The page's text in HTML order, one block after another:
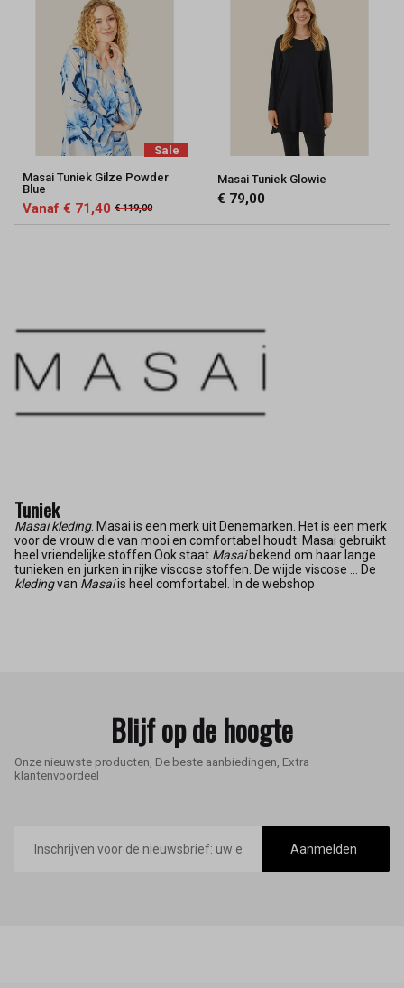
Sale
Masai Tuniek Gilze Powder
Blue
Vanaf € 71,40 € 119,00
Masai Tuniek Glowie
€ 79,00
Tuniek
Masai kleding. Masai is een merk uit Denemarken. Het is een merk
voor de vrouw die van mooi en comfortabel houdt. Masai gebruikt
heel vriendelijke stoffen.Ook staat Masaibekend om haar lange
tunieken en jurken in rijke viscose stoffen. De wijde viscose ... De
kledingvan Masaiis heel comfortabel. In de webshop
Blijf op de hoogte
Onze nieuwste producten, De beste aanbiedingen, Extra
klantenvoordeel
mailadres
Aanmelden